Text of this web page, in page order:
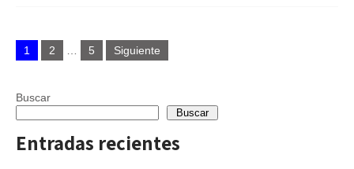
Paginación
de
entradas
1 2 5 Siguiente
Buscar
Buscar
Entradas recientes